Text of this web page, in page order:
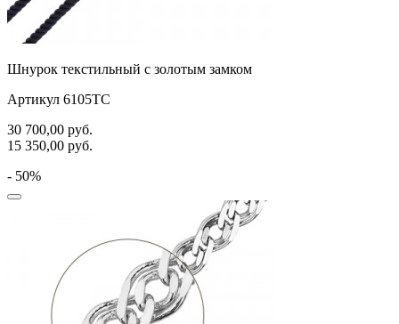
Шнурок текстильный с золотым замком
Артикул 6105ТС
30 700,00 руб.
15 350,00 руб.
- 50%